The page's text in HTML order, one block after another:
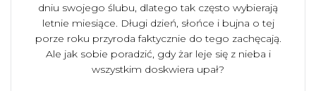
dniu swojego ślubu, dlatego tak często wybierają
letnie miesiące. Długi dzień, słońce i bujna o tej
porze roku przyroda faktycznie do tego zachęcają.
Ale jak sobie poradzić, gdy żar leje się z nieba i
wszystkim doskwiera upał?